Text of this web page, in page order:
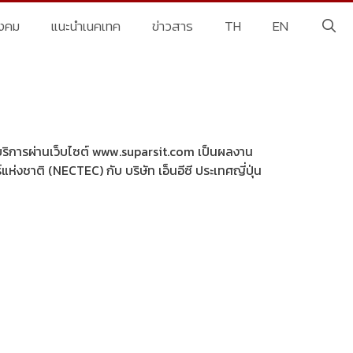
คม แนะนำเนคเทค ข่าวสาร TH EN
ารผ่านเว็บไซต์ www.suparsit.com เป็นผลงาน
ห่งชาติ (NECTEC) กับ บริษัท เอ็นอีซี ประเทศญี่ปุ่น